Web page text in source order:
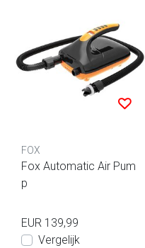
FOX
Fox Automatic Air Pum
p
EUR 139,99
Vergelijk